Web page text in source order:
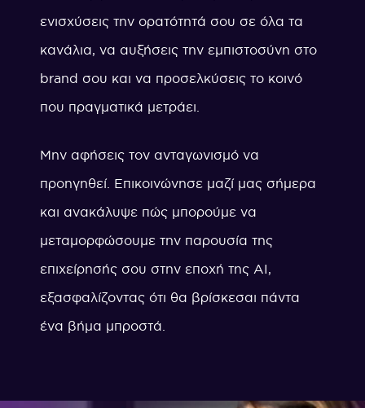
ενισχύσεις την ορατότητά σου σε όλα τα
κανάλια, να αυξήσεις την εμπιστοσύνη στο
brand σου και να προσελκύσεις το κοινό
που πραγματικά μετράει.
Μην αφήσεις τον ανταγωνισμό να
προηγηθεί. Επικοινώνησε μαζί μας σήμερα
και ανακάλυψε πώς μπορούμε να
μεταμορφώσουμε την παρουσία της
επιχείρησής σου στην εποχή της AI,
εξασφαλίζοντας ότι θα βρίσκεσαι πάντα
ένα βήμα μπροστά.